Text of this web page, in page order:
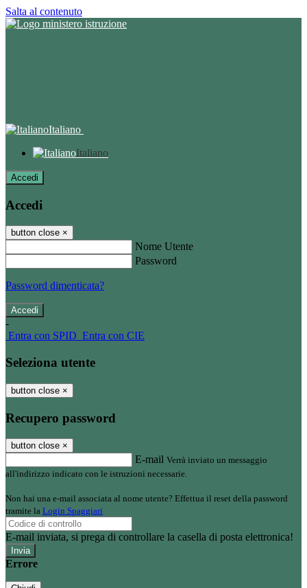
Salta al contenuto
Italiano
Italiano
Accedi
Accedi
button close ×
Nome Utente
Password
Password dimenticata?
-
Entra con SPID Entra con CIE
Seleziona utente
button close ×
Recupero password
button close ×
E-mail Verrà inviato un messaggio
all'indirizzo indicato con le istruzioni necessarie.
Non hai una e-mail associata al nome utente? Effettua il reset della password
tramite la Login Spaggiari
E-mail inviata, si prega di controllare la casella di posta elettronica!
Errore